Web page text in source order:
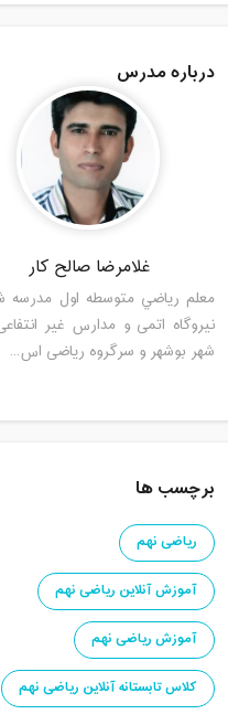
درباره مدرس
غلامرضا صالح کار
معلم رياضي متوسطه اول مدرسه
نیروگاه اتمی و مدارس غیر
شهر بوشهر و سرگروه ریاضی اس...
برچسب ها
ریاضی نهم
آموزش آنلاین ریاضی نهم
آموزش ریاضی نهم
کلاس تابستانه آنلاین ریاضی نهم